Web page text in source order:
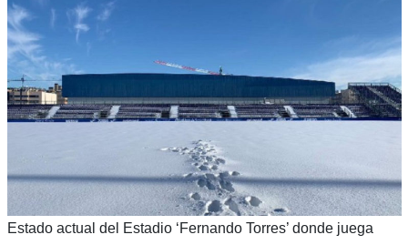
Estado actual del Estadio ‘Fernando Torres’ donde juega